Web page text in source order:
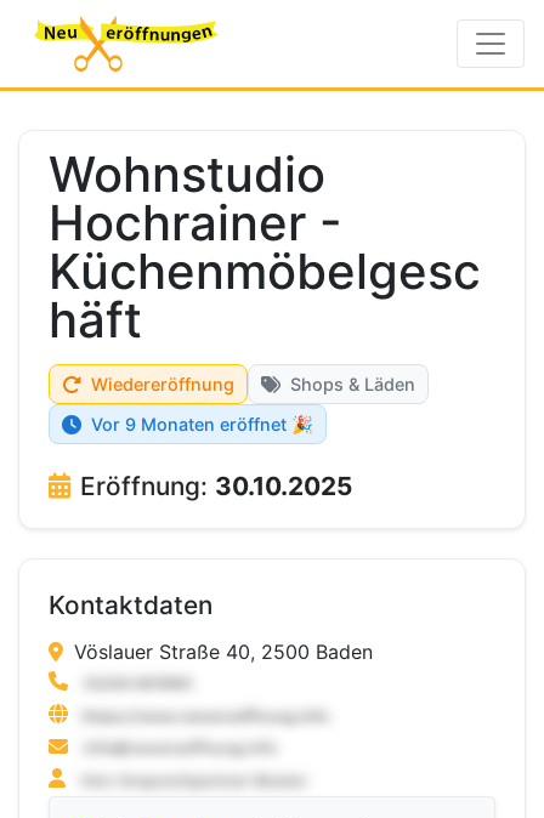
Wohnstudio
Hochrainer -
Küchenmöbelgesc
häft
Wiedereröffnung
Shops & Läden
Vor 9 Monaten eröffnet 🎉
Eröffnung: 30.10.2025
Kontaktdaten
Vöslauer Straße 40, 2500 Baden